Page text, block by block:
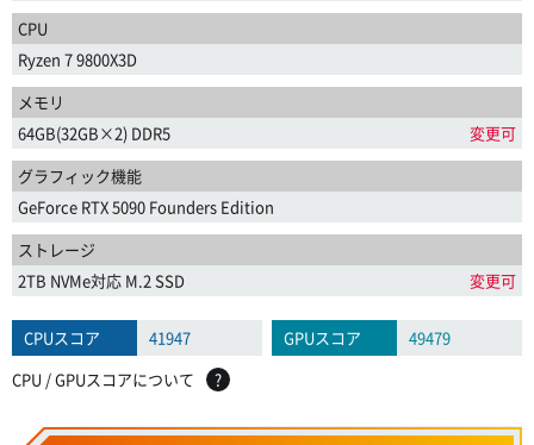
CPU
Ryzen 7 9800X3D
メモリ
64GB(32GB×2) DDR5
変更可
グラフィック機能
GeForce RTX 5090 Founders Edition
ストレージ
2TB NVMe対応 M.2 SSD
変更可
CPUスコア 41947 GPUスコア
49479
CPU / GPUスコアについて
?